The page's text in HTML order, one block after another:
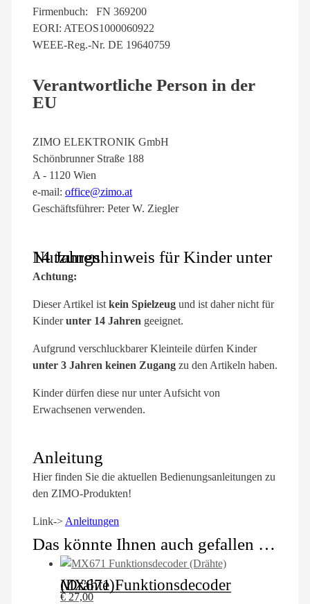
Firmenbuch: FN 369200
EORI: ATEOS1000060922
WEEE-Reg.-Nr. DE 19640759
Verantwortliche Person in der
EU
ZIMO ELEKTRONIK GmbH
Schönbrunner Straße 188
A - 1120 Wien
e-mail: office@zimo.at
Geschäftsführer: Peter W. Ziegler
Nutzungshinweis für Kinder unter 14 Jahren
Achtung:
Dieser Artikel ist kein Spielzeug und ist daher nicht für
Kinderunter 14 Jahren geeignet.
Aufgrund verschluckbarer Kleinteile dürfen Kinder
unter 3 Jahren keinen Zugang zu den Artikeln haben.
Kinder dürfen diese nur unter Aufsicht von
Erwachsenen verwenden.
Anleitung
Hier finden Sie die aktuellen Bedienungsanleitungen zu
den ZIMO-Produkten!
Link-> Anleitungen
Das könnte Ihnen auch gefallen …
MX671 Funktionsdecoder (Drähte)
€27,00